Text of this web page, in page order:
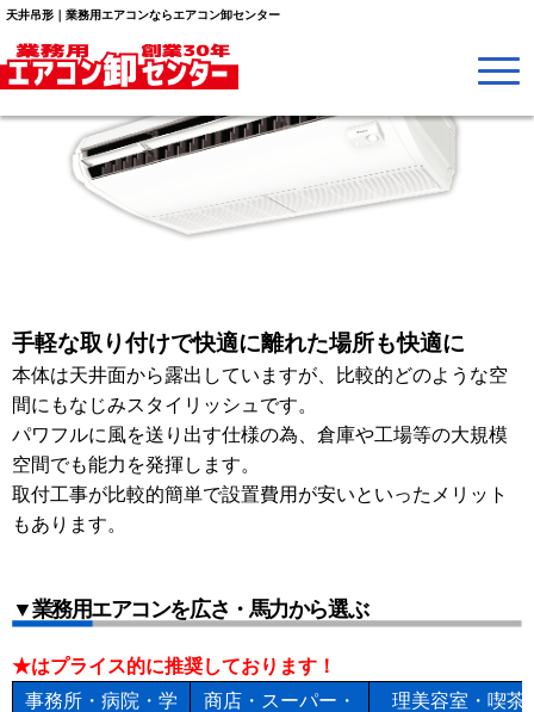
天井吊形｜業務用エアコンならエアコン卸センター
手軽な取り付けで快適に離れた場所も快適に
本体は天井面から露出していますが、比較的どのような空
間にもなじみスタイリッシュです。
パワフルに風を送り出す仕様の為、倉庫や工場等の大規模
空間でも能力を発揮します。
取付工事が比較的簡単で設置費用が安いといったメリット
もあります。
▼業務用エアコンを広さ・馬力から選ぶ
★はプライス的に推奨しております！
事務所・病院・学
商店・スーパー・
理美容室・喫茶